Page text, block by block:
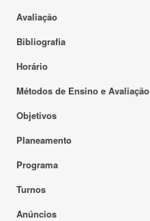
Avaliação
Bibliografia
Horário
Métodos de Ensino e Avaliação
Objetivos
Planeamento
Programa
Turnos
Anúncios